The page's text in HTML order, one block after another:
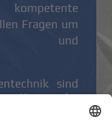
Fragen um
und
sind
der
und
Gerne